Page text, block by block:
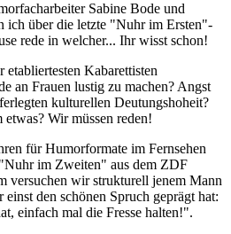
Sabine Bode und
ich über die letzte "Nuhr im Ersten"-
rede in welcher... Ihr wisst schon!
etabliertesten Kabarettisten
an Frauen lustig zu machen? Angst
kulturellen Deutungshoheit?
Wir müssen reden!
für Humorformate im Fernsehen
im Zweiten" aus dem ZDF
versuchen wir strukturell jenem Mann
den schönen Spruch geprägt hat:
einfach mal die Fresse halten!".